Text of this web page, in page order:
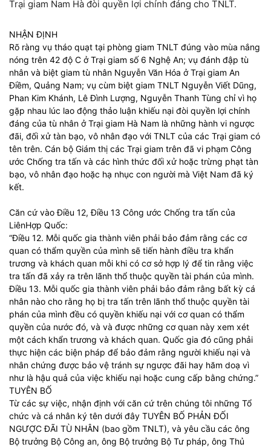
Trại giam Nam Hà đòi quyền lợi chính đáng cho TNLT.
NHẬN ĐỊNH
Rõ ràng vụ tháo quạt tại phòng giam TNLT đúng vào mùa nắng
nóng trên 42 độ C ở Trại giam số 6 Nghệ An; vụ đánh đập tù
nhân và biệt giam tù nhân Nguyễn Văn Hóa ở Trại giam An
Điềm, Quảng Nam; vụ cùm biệt giam TNLT Nguyễn Viết Dũng,
Phan Kim Khánh, Lê Đình Lượng, Nguyễn Thanh Tùng chỉ vì họ
gặp nhau lúc lao động thảo luận khiếu nại đòi quyền lợi chính
đáng của tù nhân ở Trại giam Hà Nam là những hành vi ngược
đãi, đối xử tàn bạo, vô nhân đạo với TNLT của các Trại giam có
tên trên. Cán bộ Giám thị các Trại giam trên đã vi phạm Công
ước Chống tra tấn và các hình thức đối xử hoặc trừng phạt tàn
bạo, vô nhân đạo hoặc hạ nhục con người mà Việt Nam đã ký
kết.
Căn cứ vào Điều 12, Điều 13 Công ước Chống tra tấn của
LiênHợp Quốc:
“Điều 12. Mỗi quốc gia thành viên phải bảo đảm rằng các cơ
quan có thẩm quyền của mình sẽ tiến hành điều tra khẩn
trương và khách quan mỗi khi có cơ sở hợp lý để tin rằng việc
tra tấn đã xảy ra trên lãnh thổ thuộc quyền tài phán của mình.
Điều 13. Mỗi quốc gia thành viên phải bảo đảm rằng bất kỳ cá
nhân nào cho rằng họ bị tra tấn trên lãnh thổ thuộc quyền tài
phán của mình đều có quyền khiếu nại với cơ quan có thẩm
quyền của nước đó, và và được những cơ quan này xem xét
một cách khẩn trương và khách quan. Quốc gia đó cũng phải
thực hiện các biện pháp để bảo đảm rằng người khiếu nại và
nhân chứng được bảo vệ tránh sự ngược đãi hay hăm doạ vì
như là hậu quả của việc khiếu nại hoặc cung cấp bằng chứng.”
TUYÊN BỐ
Từ các sự việc, nhận định với căn cứ trên chúng tôi những Tổ
chức và cá nhân ký tên dưới đây TUYÊN BỐ PHẢN ĐỐI
NGƯỢC ĐÃI TÙ NHÂN (bao gồm TNLT), và yêu cầu các ông
Bộ trưởng Bộ Công an, ông Bộ trưởng Bộ Tư pháp, ông Thủ